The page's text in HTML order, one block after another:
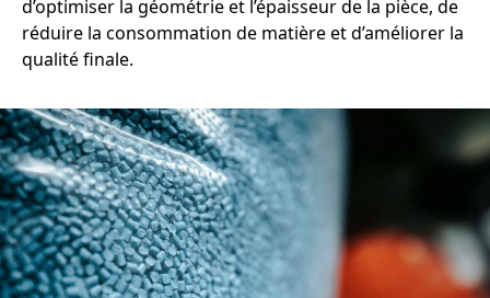
d’optimiser la géométrie et l’épaisseur de la pièce, de
réduire la consommation de matière et d’améliorer la
qualité finale.